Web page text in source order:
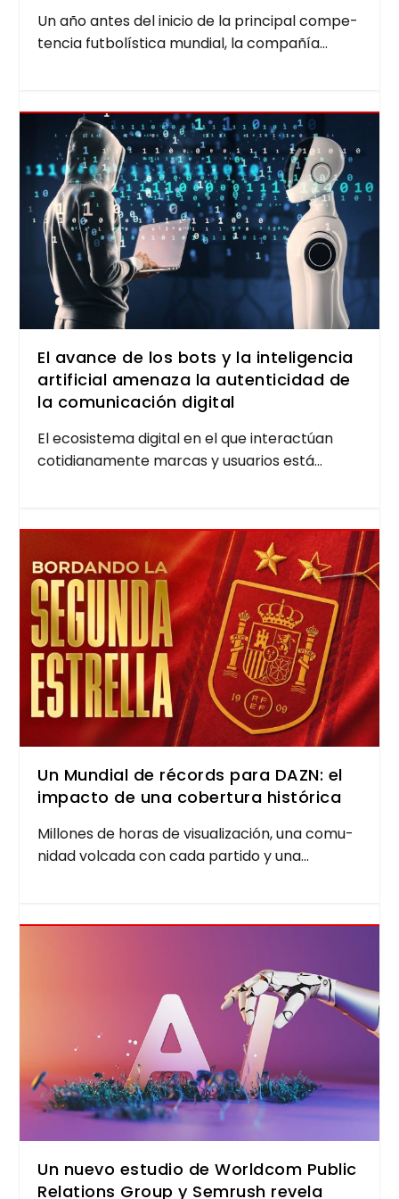
Un año antes del ini­cio de la prin­ci­pal com­pe­
ten­cia fut­bo­lís­ti­ca mun­dial, la com­pa­ñía...
El avance de los bots y la inteligencia
artificial amenaza la autenticidad de
la comunicación digital
El eco­sis­te­ma digi­tal en el que inter­ac­túan
coti­dia­na­men­te mar­cas y usua­rios está...
Un Mundial de récords para DAZN: el
impacto de una cobertura histórica
Millo­nes de horas de visua­li­za­ción, una comu­
ni­dad vol­ca­da con cada par­ti­do y una...
Un nuevo estudio de Worldcom Public
Relations Group y Semrush revela